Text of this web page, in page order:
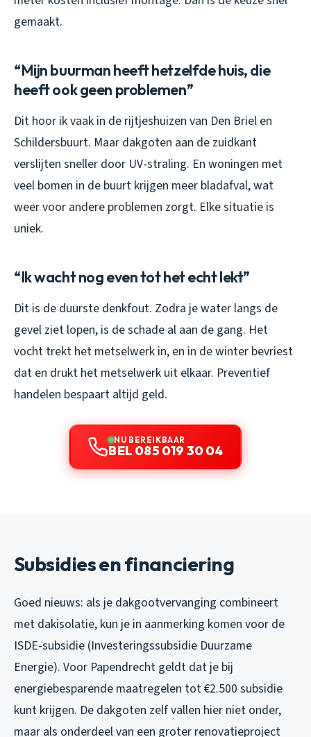
gemaakt.
“Mijn buurman heeft hetzelfde huis, die
heeft ook geen problemen”
Dit hoor ik vaak in de rijtjeshuizen van Den Briel en
Schildersbuurt. Maar dakgoten aan de zuidkant
verslijten sneller door UV-straling. En woningen met
veel bomen in de buurt krijgen meer bladafval, wat
weer voor andere problemen zorgt. Elke situatie is
uniek.
“Ik wacht nog even tot het echt lekt”
Dit is de duurste denkfout. Zodra je water langs de
gevel ziet lopen, is de schade al aan de gang. Het
vocht trekt het metselwerk in, en in de winter bevriest
dat en drukt het metselwerk uit elkaar. Preventief
handelen bespaart altijd geld.
NU BEREIKBAAR
BEL 085 019 30 04
Subsidies en financiering
Goed nieuws: als je dakgootvervanging combineert
met dakisolatie, kun je in aanmerking komen voor de
ISDE-subsidie (Investeringssubsidie Duurzame
Energie). Voor Papendrecht geldt dat je bij
energiebesparende maatregelen tot €2.500 subsidie
kunt krijgen. De dakgoten zelf vallen hier niet onder,
maar als onderdeel van een groter renovatieproject